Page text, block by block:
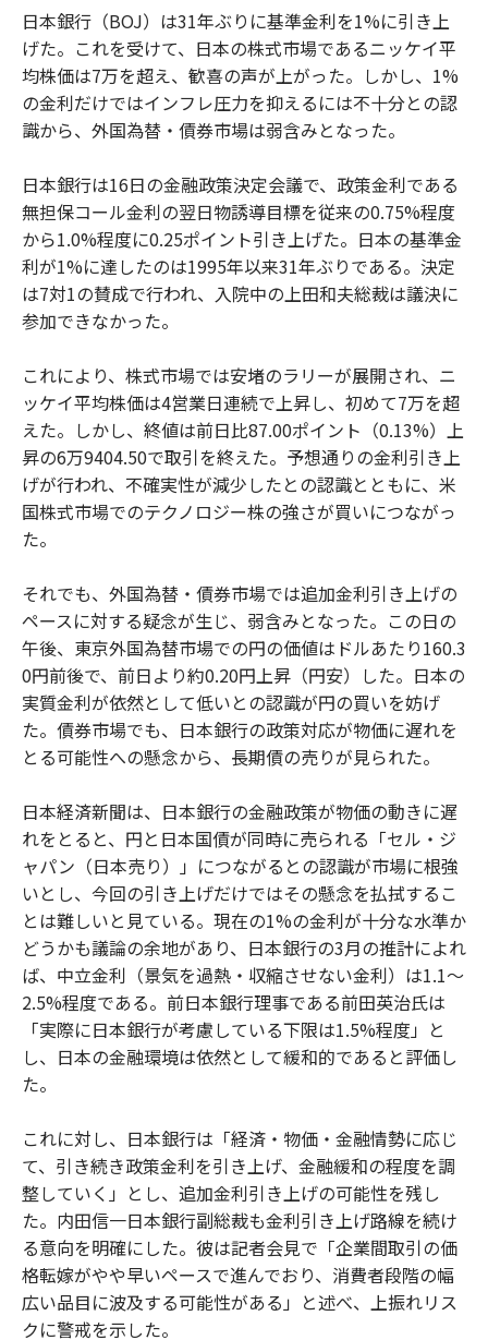
日本銀行（BOJ）は31年ぶりに基準金利を1%に引き上
げた。これを受けて、日本の株式市場であるニッケイ平
均株価は7万を超え、歓喜の声が上がった。しかし、1%
の金利だけではインフレ圧力を抑えるには不十分との認
識から、外国為替・債券市場は弱含みとなった。
日本銀行は16日の金融政策決定会議で、政策金利である
無担保コール金利の翌日物誘導目標を従来の0.75%程度
から1.0%程度に0.25ポイント引き上げた。日本の基準金
利が1%に達したのは1995年以来31年ぶりである。決定
は7対1の賛成で行われ、入院中の上田和夫総裁は議決に
参加できなかった。
これにより、株式市場では安堵のラリーが展開され、ニ
ッケイ平均株価は4営業日連続で上昇し、初めて7万を超
えた。しかし、終値は前日比87.00ポイント（0.13%）上
昇の6万9404.50で取引を終えた。予想通りの金利引き上
げが行われ、不確実性が減少したとの認識とともに、米
国株式市場でのテクノロジー株の強さが買いにつながっ
た。
それでも、外国為替・債券市場では追加金利引き上げの
ペースに対する疑念が生じ、弱含みとなった。この日の
午後、東京外国為替市場での円の価値はドルあたり160.3
0円前後で、前日より約0.20円上昇（円安）した。日本の
実質金利が依然として低いとの認識が円の買いを妨げ
た。債券市場でも、日本銀行の政策対応が物価に遅れを
とる可能性への懸念から、長期債の売りが見られた。
日本経済新聞は、日本銀行の金融政策が物価の動きに遅
れをとると、円と日本国債が同時に売られる「セル・ジ
ャパン（日本売り）」につながるとの認識が市場に根強
いとし、今回の引き上げだけではその懸念を払拭するこ
とは難しいと見ている。現在の1%の金利が十分な水準か
どうかも議論の余地があり、日本銀行の3月の推計によれ
ば、中立金利（景気を過熱・収縮させない金利）は1.1〜
2.5%程度である。前日本銀行理事である前田英治氏は
「実際に日本銀行が考慮している下限は1.5%程度」と
し、日本の金融環境は依然として緩和的であると評価し
た。
これに対し、日本銀行は「経済・物価・金融情勢に応じ
て、引き続き政策金利を引き上げ、金融緩和の程度を調
整していく」とし、追加金利引き上げの可能性を残し
た。内田信一日本銀行副総裁も金利引き上げ路線を続け
る意向を明確にした。彼は記者会見で「企業間取引の価
格転嫁がやや早いペースで進んでおり、消費者段階の幅
広い品目に波及する可能性がある」と述べ、上振れリス
クに警戒を示した。